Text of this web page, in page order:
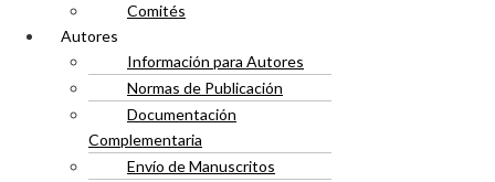
Comités
Autores
Información para Autores
Normas de Publicación
Documentación
Complementaria
Envío de Manuscritos